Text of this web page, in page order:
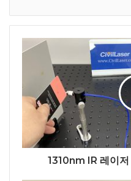
1310nm IR 레이저